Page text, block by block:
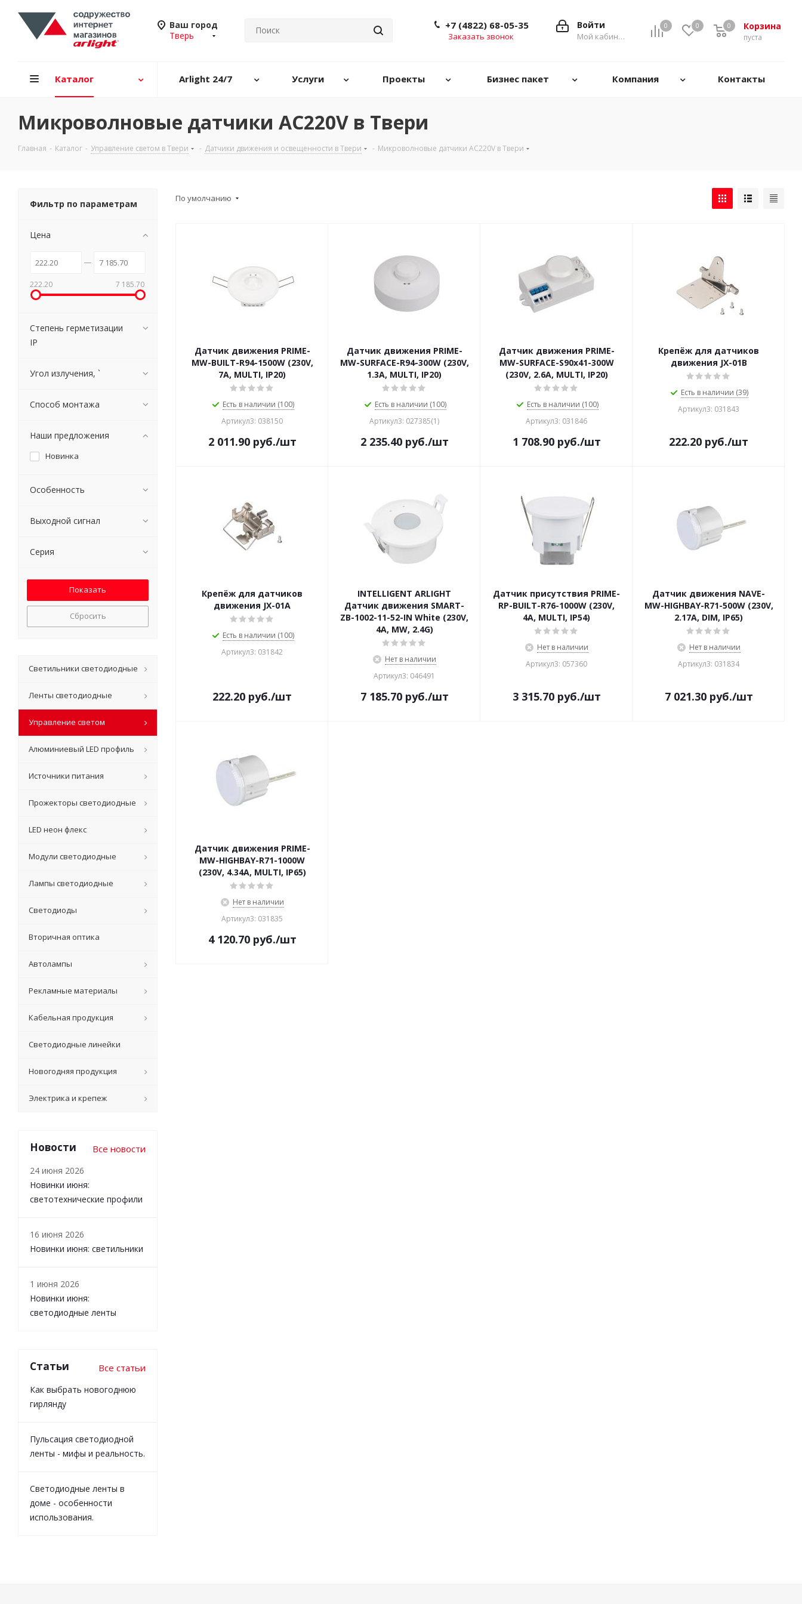
Ваш город
Тверь
0 0 Корзина
0
пуста
0
Войти
Мой кабинет
+7 (4822) 68-05-35
Заказать звонок
Каталог Arlight 24/7 Услуги Проекты Бизнес пакет Компания Контакты
Микроволновые датчики AC220V в Твери
Главная - Каталог - Управление светом в Твери - Датчики движения и освещенности в Твери - Микроволновые датчики AC220V в Твери
По умолчанию
Датчик движения PRIME-
MW-BUILT-R94-1500W (230V,
7A, MULTI, IP20)
Есть в наличии (100)
Артикул3: 038150
2 011.90руб./шт
Датчик движения PRIME-
MW-SURFACE-R94-300W (230V,
1.3A, MULTI, IP20)
Есть в наличии (100)
Артикул3: 027385(1)
2 235.40руб./шт
Датчик движения PRIME-
MW-SURFACE-S90x41-300W
(230V, 2.6A, MULTI, IP20)
Есть в наличии (100)
Артикул3: 031846
1 708.90руб./шт
Крепёж для датчиков
движения JX-01B
Есть в наличии (39)
Артикул3: 031843
222.20 руб./шт
Крепёж для датчиков
движения JX-01A
Есть в наличии (100)
Артикул3: 031842
222.20 руб./шт
INTELLIGENT ARLIGHT
Датчик движения SMART-
ZB-1002-11-52-IN White (230V,
4A, MW, 2.4G)
Нет в наличии
Артикул3: 046491
7 185.70руб./шт
Датчик присутствия PRIME-
RP-BUILT-R76-1000W (230V,
4A, MULTI, IP54)
Нет в наличии
Артикул3: 057360
3 315.70руб./шт
Датчик движения NAVE-
MW-HIGHBAY-R71-500W (230V,
2.17A, DIM, IP65)
Нет в наличии
Артикул3: 031834
7 021.30руб./шт
Датчик движения PRIME-
MW-HIGHBAY-R71-1000W
(230V, 4.34A, MULTI, IP65)
Нет в наличии
Артикул3: 031835
4 120.70руб./шт
Фильтр по параметрам
Цена
222.20 7 185.70
Степень герметизации
IP
Угол излучения, `
Способ монтажа
Наши предложения
Новинка
Особенность
Выходной сигнал
Серия
Сбросить
Светильники светодиодные
Ленты светодиодные
Управление светом
Алюминиевый LED профиль
Источники питания
Прожекторы светодиодные
LED неон флекс
Модули светодиодные
Лампы светодиодные
Светодиоды
Вторичная оптика
Автолампы
Рекламные материалы
Кабельная продукция
Светодиодные линейки
Новогодняя продукция
Электрика и крепеж
Новости Все новости
24 июня 2026
Новинки июня:
светотехнические профили
16 июня 2026
Новинки июня: светильники
1 июня 2026
Новинки июня:
светодиодные ленты
Статьи Все статьи
Как выбрать новогоднюю
гирлянду
Пульсация светодиодной
ленты - мифы и реальность.
Светодиодные ленты в
доме - особенности
использования.